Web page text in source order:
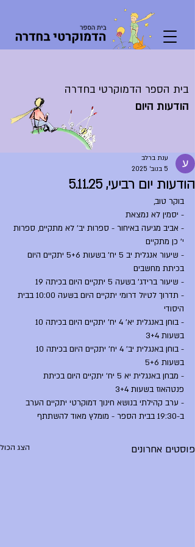
בית הספר הדמוקרטי בחדרה
הודעות היום
הודעות יום רביעי, 5.11.25
ענת ברלב
5 בנוב׳ 2025
בוקר טוב,
- יסמין לא נמצאת
- אביב מגיעה באיחור - ספרות יב' לא מתקיים, ספרות
י' כן מתקיים
- שיעור אנגלית יב 5 יח' בשעות 5+6 יתקיים היום
בכיתת מחשבים
- שיעור ברידג' בשעה 5 יתקיים היום בכיתה 19
- תדרוך לטיול דרומי יתקיים היום בשעה 10:00 בבית
היסודי
בשעות 3+4
בשעות 5+6
- מבחן באנגלית יא 5 יח' יתקיים היום בכיתת
פנטהאוז בשעות 3+4
- ערב קהילתי בנושא חינוך דמוקרטי יתקיים הערב
ב-19:30 בבית הספר - מומלץ מאוד להשתתף
פוסטים אחרונים הצג הכול